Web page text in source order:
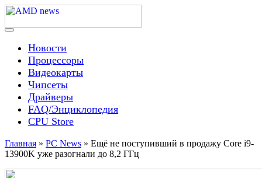
Skip
content
AMD news
Menu
Новости
Процессоры
Видеокарты
Чипсеты
Драйверы
FAQ/Энциклопедия
CPU Store
Главная » PC News » Ещё не поступивший в продажу Core i9-
13900K уже разогнали до 8,2 ГГц